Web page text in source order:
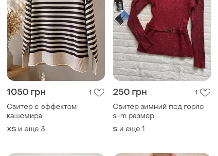
1050 грн 1
Свитер с эффектом
кашемира
ХS и еще 3
250 грн 1
Свитер зимний под горло
s-m размер
S и еще 1